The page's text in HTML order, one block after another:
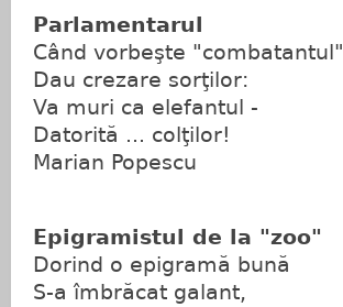
Parlamentarul
Când vorbeşte "combatantul"
Dau crezare sorţilor:
Va muri ca elefantul -
Datorită ... colţilor!
Marian Popescu
Epigramistul de la "zoo"
Dorind o epigramă bună
S-a îmbrăcat galant,